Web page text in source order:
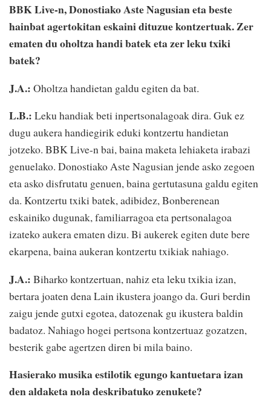
BBK Live-n, Donostiako Aste Nagusian eta beste
hainbat agertokitan eskaini dituzue kontzertuak. Zer
ematen du oholtza handi batek eta zer leku txiki
batek?
J.A.: Oholtza handietan galdu egiten da bat.
L.B.: Leku handiak beti inpertsonalagoak dira. Guk ez
dugu aukera handiegirik eduki kontzertu handietan
jotzeko. BBK Live-n bai, baina maketa lehiaketa irabazi
genuelako. Donostiako Aste Nagusian jende asko zegoen
eta asko disfrutatu genuen, baina gertutasuna galdu egiten
da. Kontzertu txiki batek, adibidez, Bonberenean
eskainiko dugunak, familiarragoa eta pertsonalagoa
izateko aukera ematen dizu. Bi aukerek egiten dute bere
ekarpena, baina aukeran kontzertu txikiak nahiago.
J.A.: Biharko kontzertuan, nahiz eta leku txikia izan,
bertara joaten dena Lain ikustera joango da. Guri berdin
zaigu jende gutxi egotea, datozenak gu ikustera baldin
badatoz. Nahiago hogei pertsona kontzertuaz gozatzen,
besterik gabe agertzen diren bi mila baino.
Hasierako musika estilotik egungo kantuetara izan
den aldaketa nola deskribatuko zenukete?